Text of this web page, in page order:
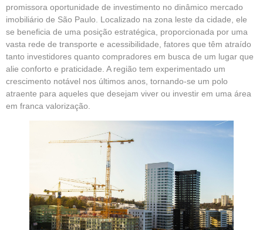
promissora oportunidade de investimento no dinâmico mercado
imobiliário de São Paulo.
Localizado na zona leste da cidade, ele
se beneficia de uma posição estratégica, proporcionada por uma
vasta rede de transporte e acessibilidade, fatores que têm atraído
tanto investidores quanto compradores em busca de um lugar que
alie conforto e praticidade. A região tem experimentado um
crescimento notável nos últimos anos, tornando-se um polo
atraente para aqueles que desejam viver ou investir em uma área
em franca valorização.